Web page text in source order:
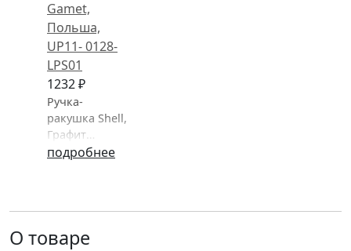
1232 ₽
Ручка-
ракушка Shell,
Графит
структурный,
Польша
подробнее
О товаре